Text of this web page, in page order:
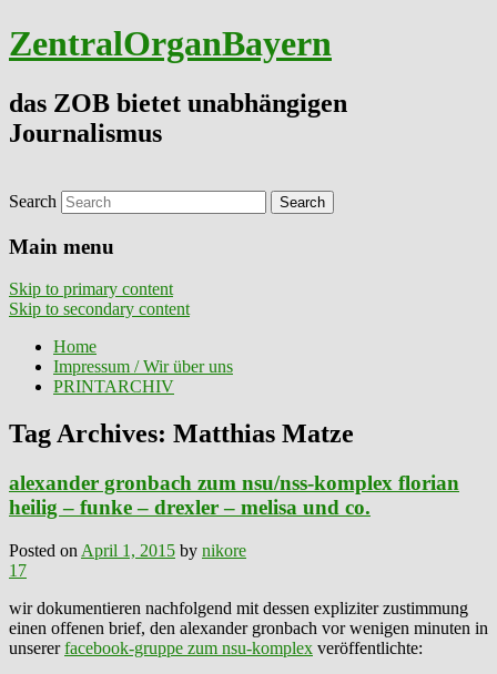
ZentralOrganBayern
das ZOB bietet unabhängigen
Journalismus
Search
Main menu
Skip to primary content
Skip to secondary content
Home
Impressum / Wir über uns
PRINTARCHIV
Tag Archives: Matthias Matze
alexander gronbach zum nsu/nss-komplex florian
heilig – funke – drexler – melisa und co.
Posted on April 1, 2015 by nikore
17
wir dokumentieren nachfolgend mit dessen expliziter zustimmung
einen offenen brief, den alexander gronbach vor wenigen minuten in
unsererfacebook-gruppe zum nsu-komplex veröffentlichte: